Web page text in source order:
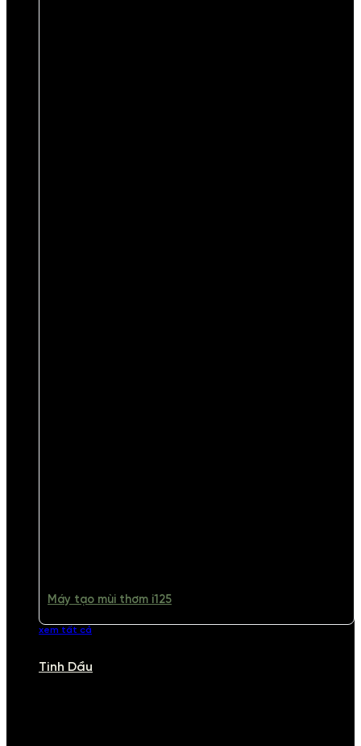
Máy tạo mùi thơm i125
xem tất cả
Tinh Dầu